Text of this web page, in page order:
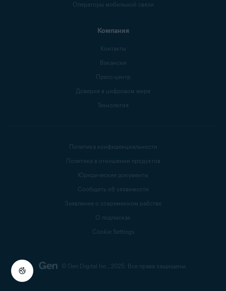
Операторы мобильной связи
Компания
Контакты
Вакансии
Пресс-центр
Доверие в цифровом мире
Технология
© Gen Digital Inc., 2025. Все права защищены.
Политика конфиденциальности
Политика в отношении продуктов
Юридические документы
Сообщить об уязвимости
Заявление о современном рабстве
О подписках
Cookie Settings